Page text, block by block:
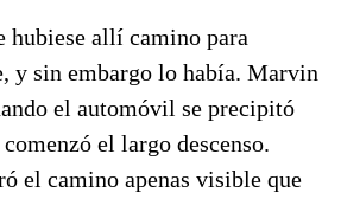
hubiese allí camino para
y sin embargo lo había. Mar­vin
el automóvil se preci­pitó
el largo descen­so.
el camino apenas visible que